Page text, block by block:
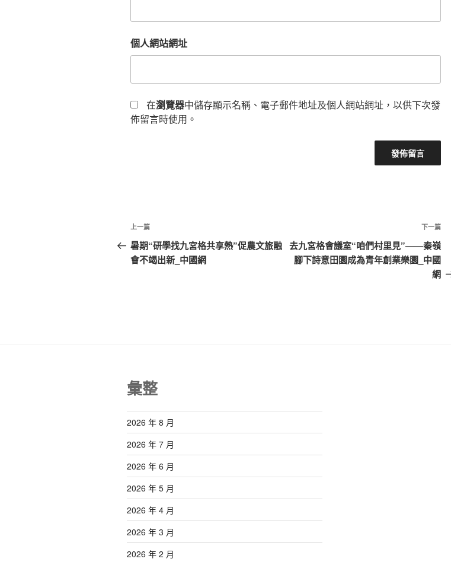
個人網站網址
在瀏覽器中儲存顯示名稱、電子郵件地址及個人網站網址，以供下次發
佈留言時使用。
文
章
導
上
一
篇
上一篇
暑期“研學找九宮格共享熱”促農文旅融
會不竭出新_中國網
下
一
篇
文
下一篇
去九宮格會議室“咱們村里見”——秦嶺
腳下詩意田園成為青年創業樂園_中國
網
彙整
2026 年 8 月
2026 年 7 月
2026 年 6 月
2026 年 5 月
2026 年 4 月
2026 年 3 月
2026 年 2 月